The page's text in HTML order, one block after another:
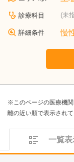
診療科目 (未
詳細条件 慢
※このページの医療機
離の近い順で表示され
一覧表